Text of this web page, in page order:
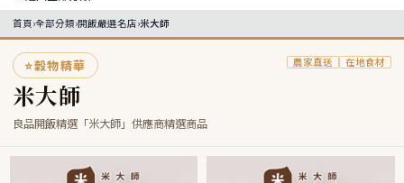
首頁›全部分類›開飯嚴選名店›米大師
⭐穀物精華
米大師
良品開飯精選「米大師」供應商精選商品
農家直送 在地食材